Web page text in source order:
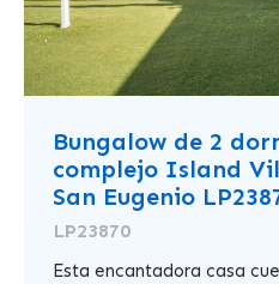
Bungalow de 2
complejo Island
San Eugenio
LP23870
Esta encantadora casa